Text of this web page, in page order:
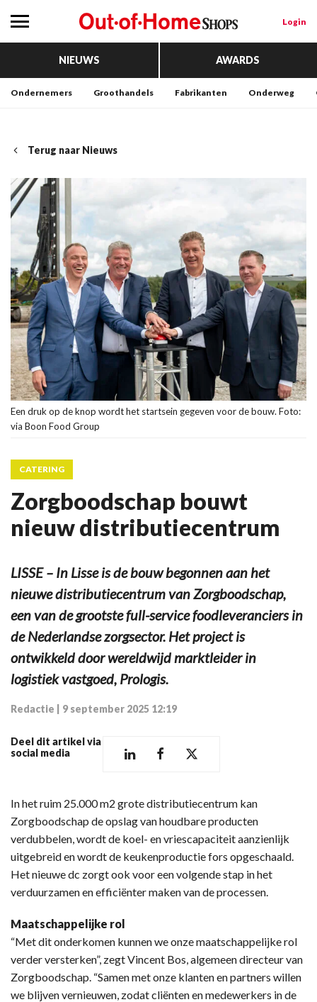
Login
NIEUWS AWARDS
Ondernemers Groothandels Fabrikanten Onderweg
Terug naar Nieuws
Een druk op de knop wordt het startsein gegeven voor de bouw. Foto:
via Boon Food Group
CATERING
Zorgboodschap bouwt
nieuw distributiecentrum
LISSE – In Lisse is de bouw begonnen aan het
nieuwe distributiecentrum van Zorgboodschap,
een van de grootste full-service foodleveranciers in
de Nederlandse zorgsector. Het project is
ontwikkeld door wereldwijd marktleider in
logistiek vastgoed, Prologis.
Redactie 9 september 2025 12:19
Deel dit artikel via
social media
In het ruim 25.000 m2 grote distributiecentrum kan
Zorgboodschap de opslag van houdbare producten
verdubbelen, wordt de koel- en vriescapaciteit aanzienlijk
uitgebreid en wordt de keukenproductie fors opgeschaald.
Het nieuwe dc zorgt ook voor een volgende stap in het
verduurzamen en efficiënter maken van de processen.
Maatschappelijke rol
“Met dit onderkomen kunnen we onze maatschappelijke rol
verder versterken”, zegt Vincent Bos, algemeen directeur van
Zorgboodschap. “Samen met onze klanten en partners willen
we blijven vernieuwen, zodat cliënten en medewerkers in de